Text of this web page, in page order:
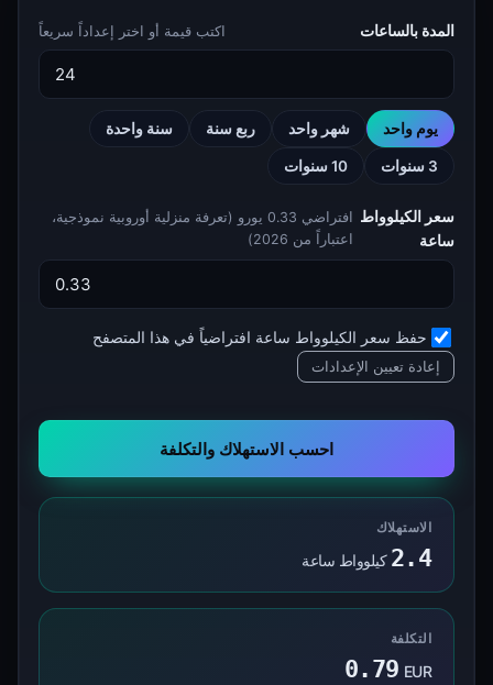
المدة بالساعات اكتب قيمة أو اختر إعداداً سريعاً
يوم واحد شهر واحد ربع سنة سنة واحدة
3 سنوات 10 سنوات
سعر الكيلوواط
ساعة
افتراضي 0.33 يورو (تعرفة منزلية أوروبية نموذجية،
اعتباراً من 2026)
حفظ سعر الكيلوواط ساعة افتراضياً في هذا المتصفح
إعادة تعيين الإعدادات
احسب الاستهلاك والتكلفة
الاستهلاك
2.4 كيلوواط ساعة
التكلفة
0.79 EUR